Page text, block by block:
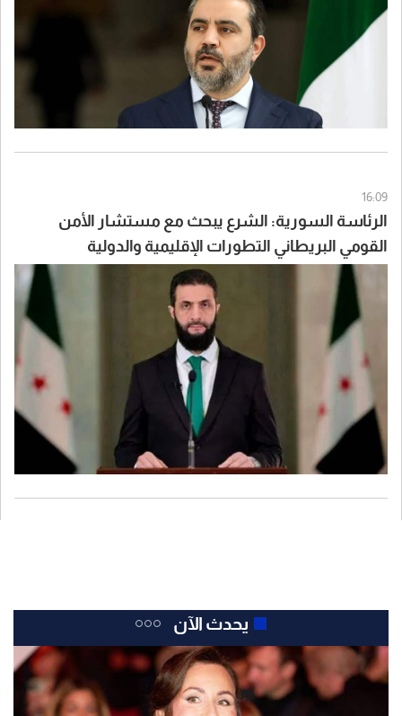
16:09
الرئاسة السورية: الشرع يبحث مع مستشار الأمن
القومي البريطاني التطورات الإقليمية والدولية
يحدث الآن